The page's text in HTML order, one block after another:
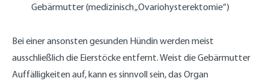
Gebärmutter (medizinisch „Ovariohysterektomie“)
Bei einer ansonsten gesunden Hündin werden meist
ausschließlich die Eierstöcke entfernt. Weist die Gebärmutter
Auffälligkeiten auf, kann es sinnvoll sein, das Organ